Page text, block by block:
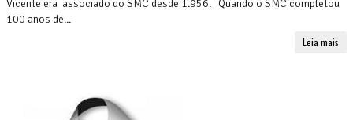
Vicente era associado do SMC desde 1.956. Quando o SMC completou
100 anos de...
Leia mais